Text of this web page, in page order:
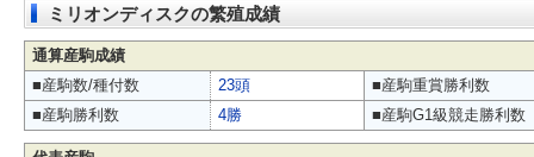
ミリオンディスクの繁殖成績
通算産駒成績
■産駒数/種付数
23頭
■産駒重賞勝利数
■産駒勝利数
4勝 ■産駒G1級競走勝利数